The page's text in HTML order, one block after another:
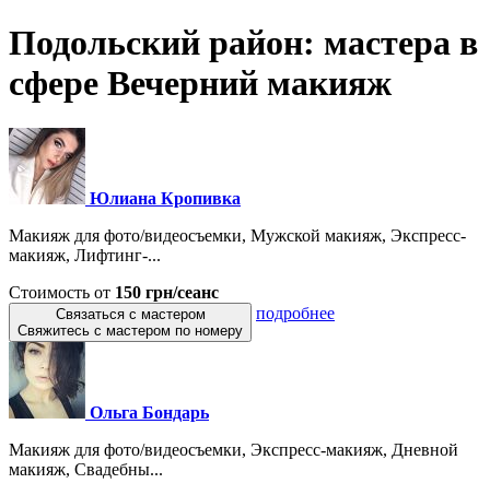
Подольский район: мастера в
сфере Вечерний макияж
Юлиана Кропивка
Макияж для фото/видеосъемки, Мужской макияж, Экспресс-
макияж, Лифтинг-...
Стоимость от 150 грн/сеанс
Связаться с мастером
Свяжитесь с мастером по номеру
подробнее
Ольга Бондарь
Макияж для фото/видеосъемки, Экспресс-макияж, Дневной
макияж, Свадебны...